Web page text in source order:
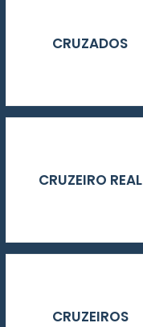
CRUZADOS
CRUZEIRO REAL
CRUZEIROS